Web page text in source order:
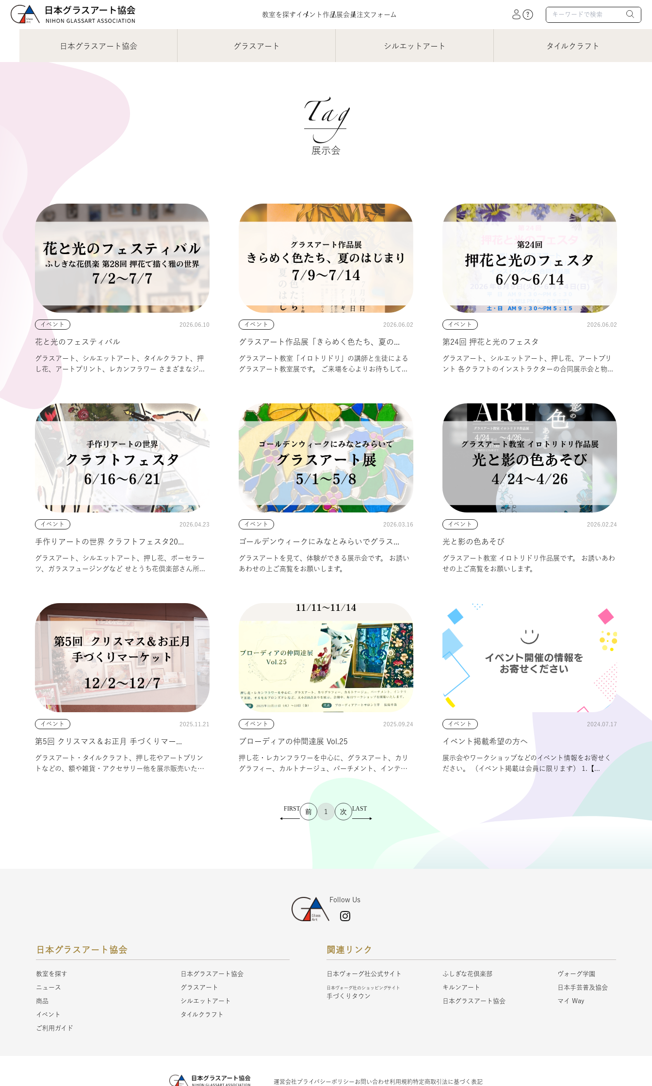
教室を探す イベント 作品展会員注文フォーム
日本グラスアート協会 グラスアート シルエットアート タイルクラフト
Tag
展示会
イベント 2026.06.10
花と光のフェスティバル
グラスアート、シルエットアート、タイルクラフト、押
し花、アートプリント、レカンフラワー さまざまなジ...
イベント 2026.06.02
グラスアート作品展「きらめく色たち、夏の...
グラスアート教室「イロトリドリ」の講師と生徒による
グラスアート教室展です。 ご来場を心よりお待ちして...
イベント 2026.06.02
第24回 押花と光のフェスタ
グラスアート、シルエットアート、押し花、アートプリ
ント 各クラフトのインストラクターの合同展示会と物...
イベント 2026.04.23
手作りアートの世界 クラフトフェスタ20...
グラスアート、シルエットアート、押し花、ポーセラー
ツ、ガラスフュージングなど せとうち花倶楽部さん所...
イベント 2026.03.16
ゴールデンウィークにみなとみらいでグラス...
グラスアートを見て、体験ができる展示会です。 お誘い
あわせの上ご高覧をお願いします。
イベント 2026.02.24
光と影の色あそび
グラスアート教室 イロトリドリ作品展です。 お誘いあわ
せの上ご高覧をお願いします。
イベント 2025.11.21
第5回 クリスマス＆お正月 手づくりマー...
グラスアート・タイルクラフト、押し花やアートプリン
トなどの、額や雑貨・アクセサリー他を展示販売いた
イベント 2025.09.24
ブローディアの仲間達展 Vol.25
押し花・レカンフラワーを中心に、グラスアート、カリ
グラフィー、カルトナージュ、パーチメント、インテ
イベント 2024.07.17
イベント掲載希望の方へ
展示会やワークショップなどのイベント情報をお寄せく
ださい。 （イベント掲載は会員に限ります） 1.【...
1
Follow Us
日本グラスアート協会
教室を探す
ニュース
商品
イベント
ご利用ガイド
日本グラスアート協会
グラスアート
シルエットアート
タイルクラフト
関連リンク
日本ヴォーグ社公式サイト
日本ヴォーグ社のショッピングサイト
手づくりタウン
ふしぎな花倶楽部
キルンアート
日本グラスアート協会
ヴォーグ学園
日本手芸普及協会
マイ Way
運営会社プライバシーポリシーお問い合わせ利用規約特定商取引法に基づく表記